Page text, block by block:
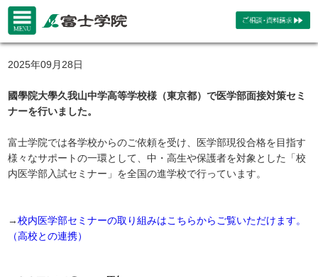
2025年09月28日
國學院大學久我山中学高等学校様（東京都）で医学部面接対策セミ
ナーを行いました。
富士学院では各学校からのご依頼を受け、医学部現役合格を目指す
様々なサポートの一環として、中・高生や保護者を対象とした「校
内医学部入試セミナー」を全国の進学校で行っています。
→校内医学部セミナーの取り組みはこちらからご覧いただけます。
（高校との連携）